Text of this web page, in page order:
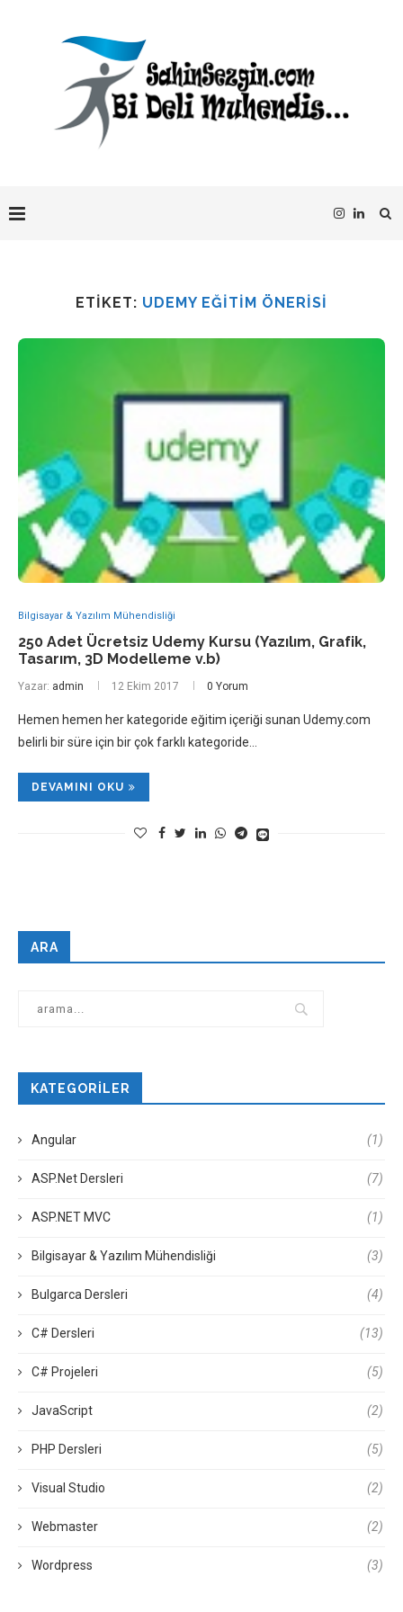
ETIKET: UDEMY EĞITIM ÖNERISI
Bilgisayar & Yazılım Mühendisliği
250 Adet Ücretsiz Udemy Kursu (Yazılım, Grafik,
Tasarım, 3D Modelleme v.b)
Yazar: admin 12 Ekim 2017 0 Yorum
Hemen hemen her kategoride eğitim içeriği sunan Udemy.com
belirli bir süre için bir çok farklı kategoride…
DEVAMINI OKU
ARA
KATEGORILER
Angular (1)
ASP.Net Dersleri (7)
ASP.NET MVC (1)
Bilgisayar & Yazılım Mühendisliği (3)
Bulgarca Dersleri (4)
C# Dersleri (13)
C# Projeleri (5)
JavaScript (2)
PHP Dersleri (5)
Visual Studio (2)
Webmaster (2)
Wordpress (3)